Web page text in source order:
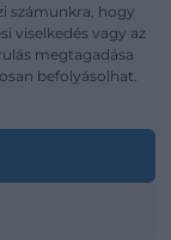
számunkra, hogy
viselkedés vagy az
megtagadása
befolyásolhat.